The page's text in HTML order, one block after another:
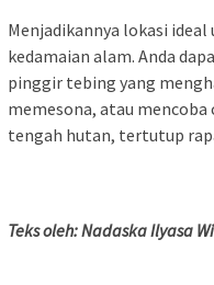
Menjadikannya lokasi
kedamaian alam. Anda
pinggir tebing yang
memesona, atau mencoba
tengah hutan, tertutup
Teks oleh: Nadaska Ilyasa